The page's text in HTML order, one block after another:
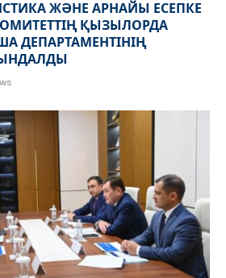
ЖӘНЕ АРНАЙЫ ЕСЕПКЕ
ҚЫЗЫЛОРДА
ДЕПАРТАМЕНТІНІҢ